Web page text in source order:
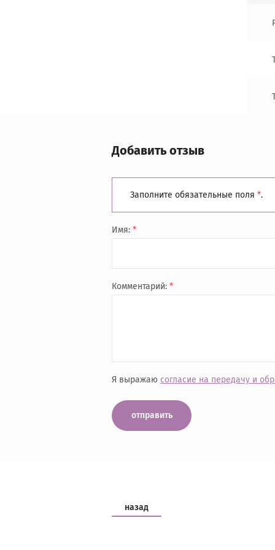
Добавить отзыв
Заполните обязательные поля *.
Имя: *
Я выражаю согласие на передачу и
Комментарий: *
отправить
назад